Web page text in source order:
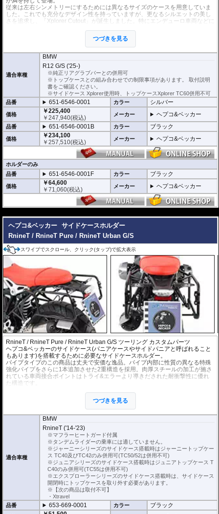
従来は左右シンメトリーにするためには異なるサイズのケースを用意していま
した。これでも充分なデザイン性を持っていますが、更なるシルエットの美し
さを追求し、「Xplorer Cutout」が誕生しました。特にエンデューロ車両などに
写真を見ていただければ、そのイメージの違いを感じていただけるでしょう。
※多様なXplorer用のオプションもご利用頂けます。
※車種専用ホルダーと左右サイドケースのお得なセット。
※カットアウトのホルダー、ケースはその他ヘプコ&ベッカーのサイドケース
と互換性がありません。
※カットアウト部分は溶接仕上げです。仕上がりには個体差があります。
セット内容
・サイドケースホルダー ブラック
・サイドケース Xplorer シルバー / ブラック
容量
40リットル : マフラー側 37リットル
※車両乗換えや増車など お持ちのケースを活用するためにホルダーのみでも
つづきを見る
適合車種
BMW
R12 G/S ('25-)
※純正リアグラブバーとの併用可
※トップケースとの組み合わせでの制限事項があります。 取付説明
書をご確認ください。
※サイドケース Xplorer使用時、トップケースXplorer TC60併用不可
品番
651-6546-0001 カラー シルバー
価格
￥225,400
￥247,940(税込) メーカー ヘプコ&ベッカー
品番 651-6546-0001B カラー ブラック
価格
￥234,100
￥257,510(税込) メーカー ヘプコ&ベッカー
ホルダーのみ
品番
651-6546-0001F カラー ブラック
価格
￥64,600
￥71,060(税込) メーカー ヘプコ&ベッカー
ヘプコ&ベッカー
サイドケースホルダー
RnineT / RnineT Pure / RnineT Urban G/S
スワイプでスクロール、クリック(タップ)で拡大表示
RnineT / RnineT Pure / RnineT Urban G/S ツーリング カスタムパーツ
ヘプコ&ベッカーのサイドケース(パニアケースやサイドパニアと呼ばれること
もあります)を搭載するために必要なサイドケースホルダー。
パイプタイプのこの商品は丈夫で安価な逸品。パイプ内部に性質の異なる特殊
強化パイプをさらに1本追加させた2重構造を採用。肉厚スチールの加工が施さ
れている車両接合ポイントはトライ&エラーより導きだされた耐衝撃性に優れ
た構造です。
※こちらのサイドケースホルダーはLock it system機構は御座いません。
※ケースのラインナップはこちらからご確認ください
※サイドケースホルダー用アダプターはケースに付属しています。 詳細はこ
つづきを見る
適合車種
BMW
RnineT ('14-'23)
※マフラーヒートガード付属
※タンデムライダーの乗車には適していません。
※ジャーニーシリーズのサイドケース搭載時はジャーニートップケー
ス TC40及びTC42のみ併用可(TC50/52は併用不可)
※ジュニアシリーズのサイドケース搭載時はジュニアトップケース T
C40のみ併用可(TC55は併用不可)
※エクスプローラーシリーズのサイドケース搭載時は、サイドケース
開閉時にトップケースを取り外す必要があります。
※【次の商品は取付不可】
・Xtravel
品番
653-669-0001 カラー ブラック